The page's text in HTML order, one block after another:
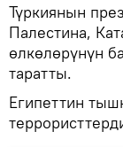
Түркиянын
Палестина,
өлкөлөрүнүн
таратты.
Египеттин